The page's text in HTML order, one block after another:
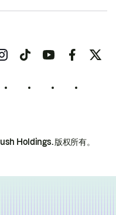
Holdings.版权所有。